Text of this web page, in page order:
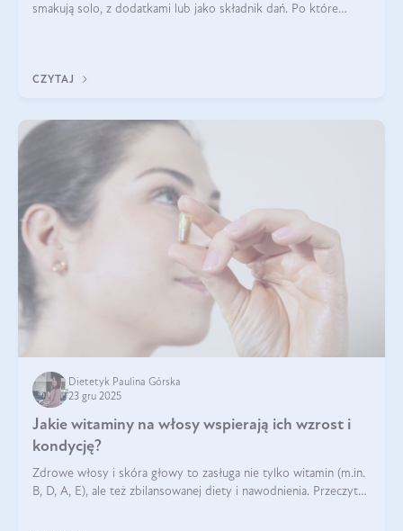
smakują solo, z dodatkami lub jako składnik dań. Po które
CZYTAJ
Dietetyk Paulina Górska
23 gru 2025
Jakie witaminy na włosy wspierają ich wzrost i
kondycję?
Zdrowe włosy i skóra głowy to zasługa nie tylko witamin (m.in.
B, D, A, E), ale też zbilansowanej diety i nawodnienia. Przeczytaj